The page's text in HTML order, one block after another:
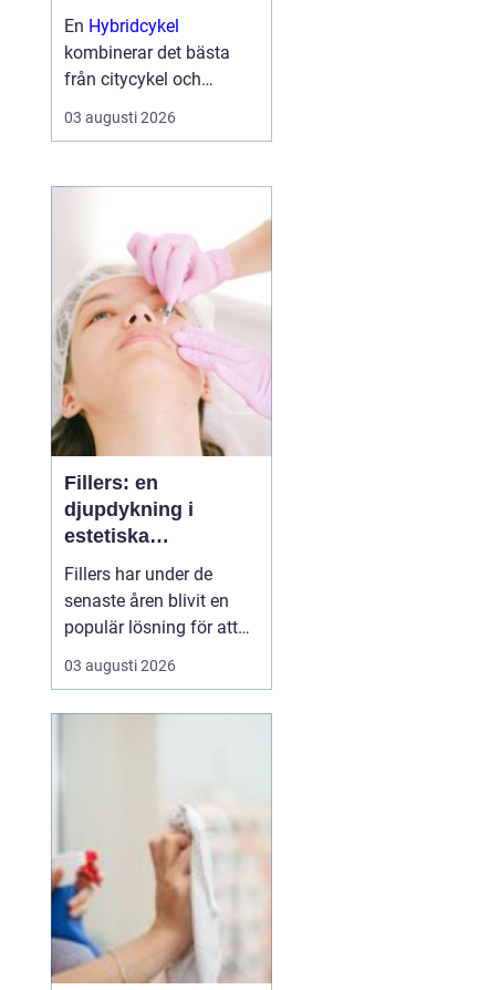
motion
En Hybridcykel
kombinerar det bästa
från citycykel och
mountainbike. Resultatet
blir en bekväm, snabb
som fungerar lika bra till
träningsrundor. Många
som...
03 augusti 2026
Fillers: en
djupdykning i
estetiska
behandlingar
Fillers har under de
senaste åren blivit en
populär lösning för att
uppnå ett mer
ungdomligt och fräscht
rynkor, vilket kan göra en
betydande skillnad för
i...
03 augusti 2026